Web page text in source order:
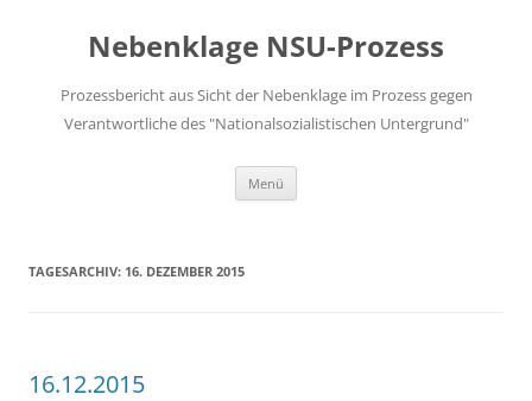
springenNebenklage NSU-Prozess
Prozessbericht aus Sicht der Nebenklage im Prozess gegen
Verantwortliche des "Nationalsozialistischen Untergrund"
Menü
TAGESARCHIV: 16. DEZEMBER 2015
16.12.2015